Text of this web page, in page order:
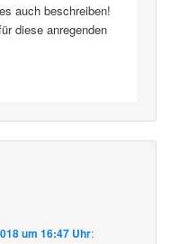
auch beschreiben!
diese anregenden
um 16:47 Uhr: